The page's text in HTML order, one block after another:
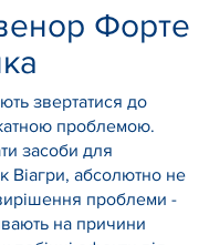
Форте
звертатися до
проблемою.
засоби для
Віагри, абсолютно не
проблеми -
на причини